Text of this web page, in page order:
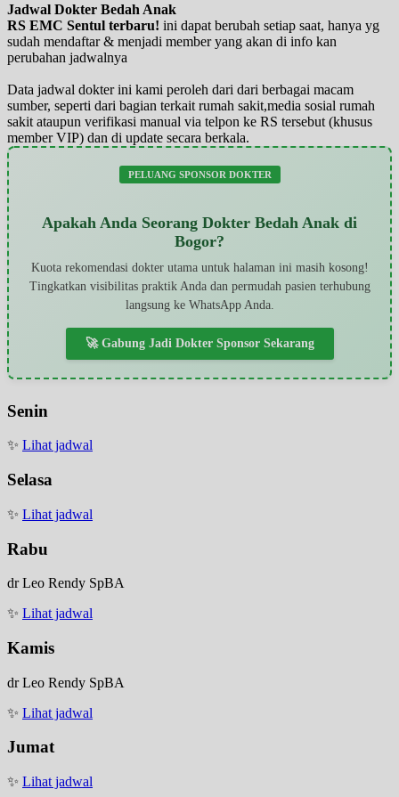
Jadwal Dokter Bedah Anak
RS EMC Sentul terbaru! ini dapat berubah setiap saat, hanya yg
sudah mendaftar & menjadi member yang akan di info kan
perubahan jadwalnya
Data jadwal dokter ini kami peroleh dari dari berbagai macam
sumber, seperti dari bagian terkait rumah sakit,media sosial rumah
sakit ataupun verifikasi manual via telpon ke RS tersebut (khusus
member VIP) dan di update secara berkala.
PELUANG SPONSOR DOKTER
Apakah Anda Seorang Dokter Bedah Anak di
Bogor?
Kuota rekomendasi dokter utama untuk halaman ini masih kosong!
Tingkatkan visibilitas praktik Anda dan permudah pasien terhubung
langsung ke WhatsApp Anda.
🚀 Gabung Jadi Dokter Sponsor Sekarang
Senin
✨ Lihat jadwal
Selasa
✨ Lihat jadwal
Rabu
dr Leo Rendy SpBA
✨ Lihat jadwal
Kamis
dr Leo Rendy SpBA
✨ Lihat jadwal
Jumat
✨ Lihat jadwal